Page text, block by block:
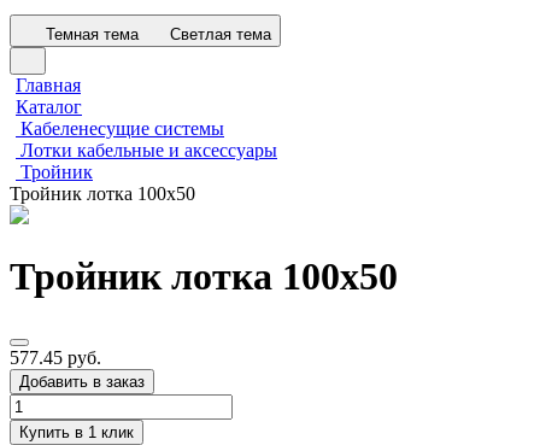
Темная тема Светлая тема
Главная
Каталог
Кабеленесущие системы
Лотки кабельные и аксессуары
Тройник
Тройник лотка 100х50
Тройник лотка 100х50
577.45 руб.
Добавить в заказ
Купить в 1 клик